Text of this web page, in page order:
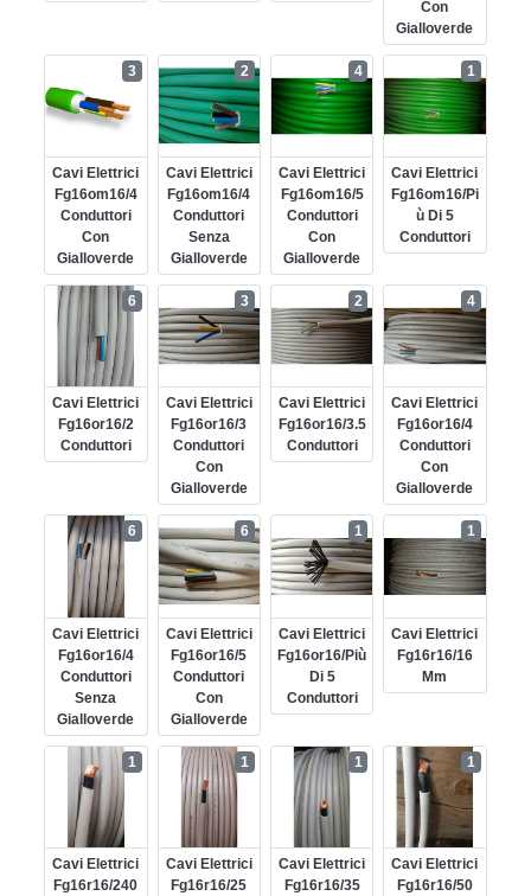
Con
Gialloverde
Cavi Elettrici
Fg16om16/4
Conduttori
Con
Gialloverde
3
Cavi Elettrici
Fg16om16/4
Conduttori
Senza
Gialloverde
2
Cavi Elettrici
Fg16om16/5
Conduttori
Con
Gialloverde
4
Cavi Elettrici
Fg16om16/pi
Ù Di 5
Conduttori
1
Cavi Elettrici
Fg16or16/2
Conduttori
6
Cavi Elettrici
Fg16or16/3
Conduttori
Con
Gialloverde
3
Cavi Elettrici
Fg16or16/3.5
Conduttori
2
Cavi Elettrici
Fg16or16/4
Conduttori
Con
Gialloverde
4
Cavi Elettrici
Fg16or16/4
Conduttori
Senza
Gialloverde
6
Cavi Elettrici
Fg16or16/5
Conduttori
Con
Gialloverde
6
Cavi Elettrici
Fg16or16/più
Di 5
Conduttori
1
Cavi Elettrici
Fg16r16/16
Mm
1
Cavi Elettrici
Fg16r16/240
1
Cavi Elettrici
Fg16r16/25
1
Cavi Elettrici
Fg16r16/35
1
Cavi Elettrici
Fg16r16/50
1